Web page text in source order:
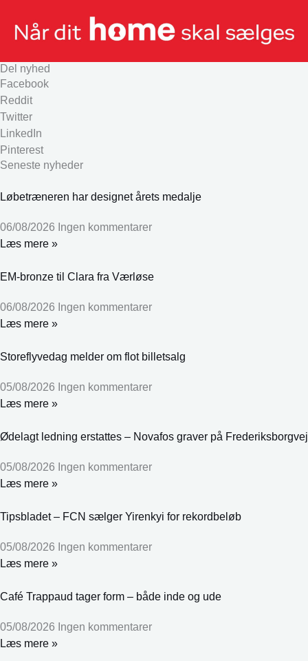
Del nyhed
Facebook
Reddit
Twitter
LinkedIn
Pinterest
Seneste nyheder
Løbetræneren har designet årets medalje
06/08/2026 Ingen kommentarer
Læs mere »
EM-bronze til Clara fra Værløse
06/08/2026 Ingen kommentarer
Læs mere »
Storeflyvedag melder om flot billetsalg
05/08/2026 Ingen kommentarer
Læs mere »
Ødelagt ledning erstattes – Novafos graver på Frederiksborgvej
05/08/2026 Ingen kommentarer
Læs mere »
Tipsbladet – FCN sælger Yirenkyi for rekordbeløb
05/08/2026 Ingen kommentarer
Læs mere »
Café Trappaud tager form – både inde og ude
05/08/2026 Ingen kommentarer
Læs mere »